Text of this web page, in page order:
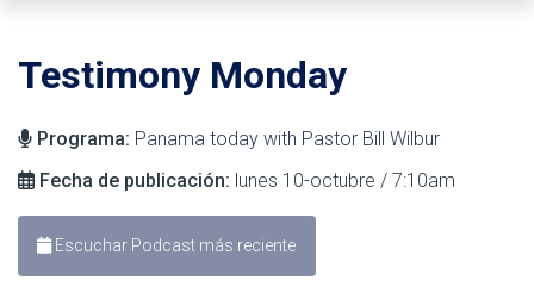
Testimony Monday
Programa: Panama today with Pastor Bill Wilbur
Fecha de publicación: lunes 10-octubre / 7:10am
Escuchar Podcast más reciente